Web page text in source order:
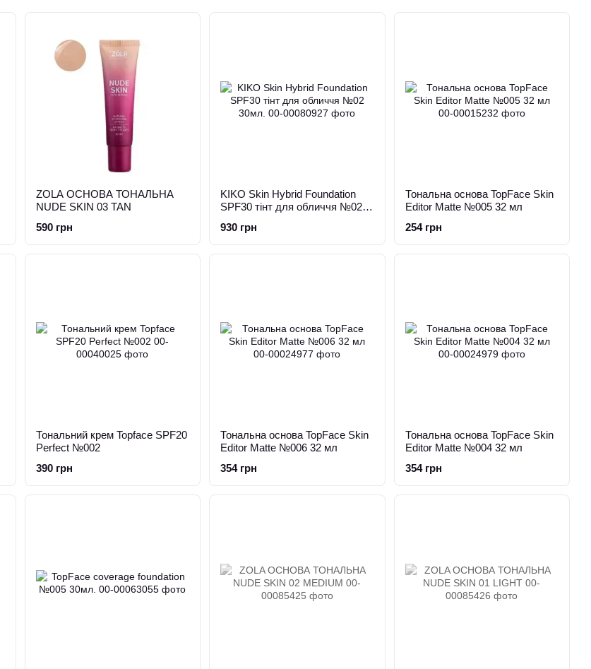
ZOLA ОСНОВА ТОНАЛЬНА
NUDE SKIN 03 TAN
590 грн
KIKO Skin Hybrid Foundation
SPF30 тінт для обличчя №02
930 грн
Тональна основа TopFace Skin
Editor Matte №005 32 мл
254 грн
Тональний крем Topface SPF20
Perfect №002
390 грн
Тональна основа TopFace Skin
Editor Matte №006 32 мл
354 грн
Тональна основа TopFace Skin
Editor Matte №004 32 мл
354 грн